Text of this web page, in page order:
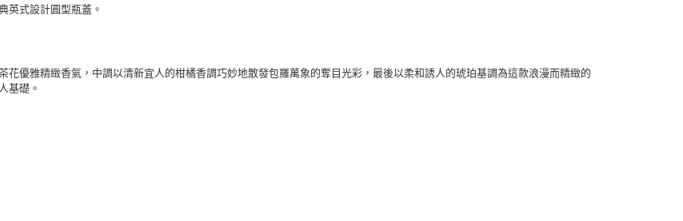
英式設計圓型瓶蓋。
花優雅精緻香氣，中調以清新宜人的柑橘香調巧妙地散發包羅萬象的奪目光彩，最後以柔和誘人的琥珀基調為這款浪漫而精緻的
基礎。